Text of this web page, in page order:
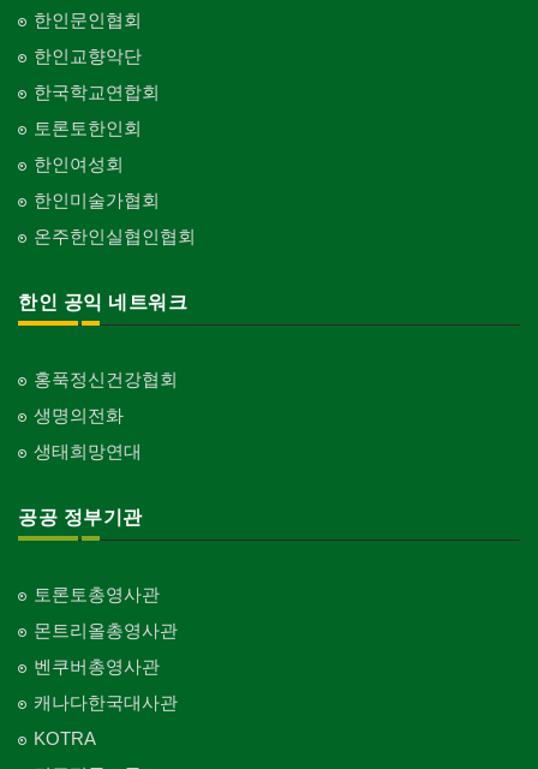
한인문인협회
한인교향악단
한국학교연합회
토론토한인회
한인여성회
한인미술가협회
온주한인실협인협회
한인 공익 네트워크
홍푹정신건강협회
생명의전화
생태희망연대
공공 정부기관
토론토총영사관
몬트리올총영사관
벤쿠버총영사관
캐나다한국대사관
KOTRA